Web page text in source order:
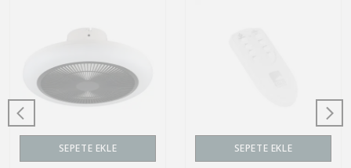
SEPETE EKLE SEPETE EKLE